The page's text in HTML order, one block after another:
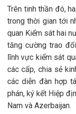
Trên tinh thần đó,
trong thời gian tới
quan Kiểm sát hai
tăng cường trao
lĩnh vực kiểm sát
các cấp, chia sẻ
các diễn đàn hợp
phán, ký kết Hiệp
Nam và Azerbaijan.